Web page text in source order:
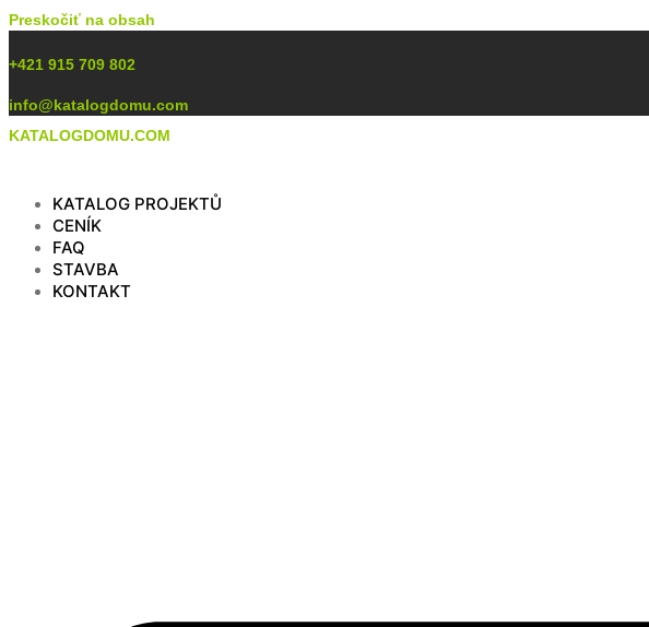
Preskočiť na obsah
+421 915 709 802
info@katalogdomu.com
KATALOGDOMU.COM
KATALOG PROJEKTŮ
CENÍK
FAQ
STAVBA
KONTAKT